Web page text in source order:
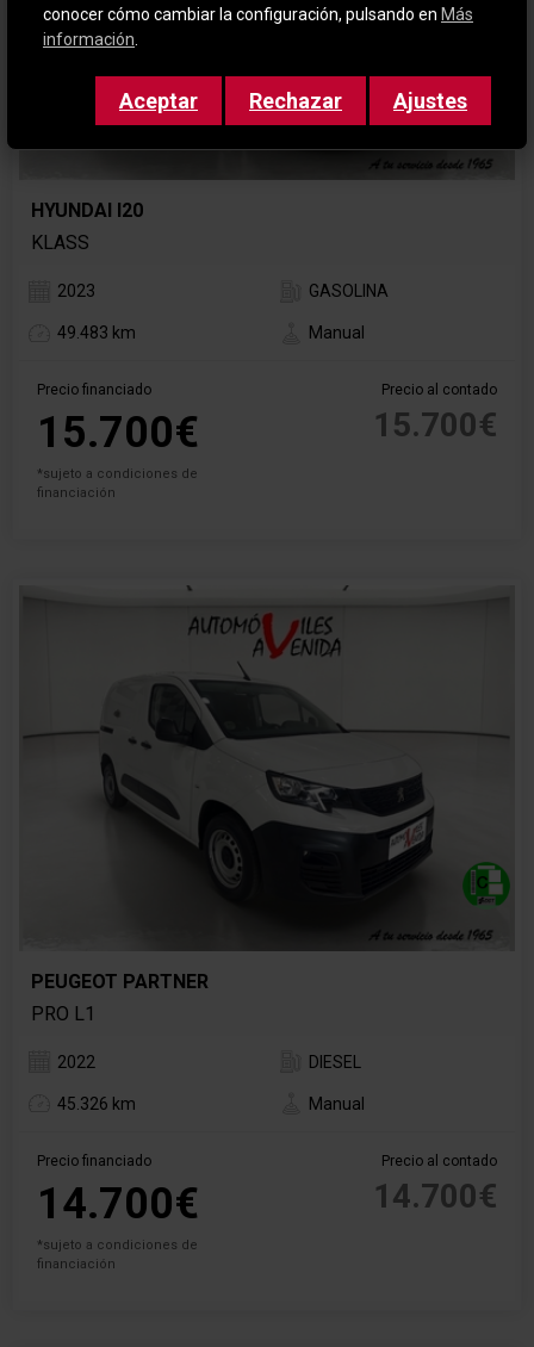
HYUNDAI I20
KLASS
2023 GASOLINA
49.483 km Manual
Precio financiado
15.700€
*sujeto a condiciones de
financiación
Precio al contado
15.700€
PEUGEOT PARTNER
PRO L1
2022 DIESEL
45.326 km Manual
Precio financiado
14.700€
*sujeto a condiciones de
financiación
Precio al contado
14.700€
conocer cómo cambiar la configuración, pulsando en Más
información
Aceptar Rechazar Ajustes